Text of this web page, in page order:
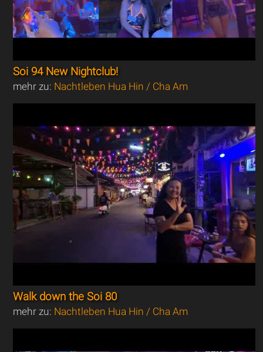
Soi 94 New Nightclub!
mehr zu: Nachtleben Hua Hin / Cha Am
Walk down the Soi 80
mehr zu: Nachtleben Hua Hin / Cha Am